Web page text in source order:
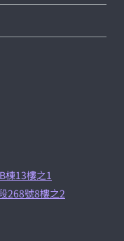
棟13樓之1
268號8樓之2